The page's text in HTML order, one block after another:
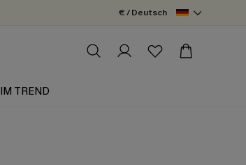
€ / Deutsch
IM TREND